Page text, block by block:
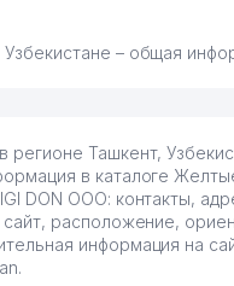
– общая
регионе Ташкент,
в каталоге
DON ООО: контакты,
расположение,
информация на